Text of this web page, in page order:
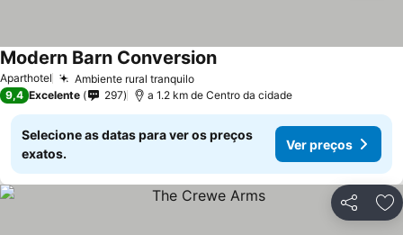
Aparthotel Ambiente rural tranquilo
Modern Barn Conversion
9,4 Excelente 297 a 1.2 km de Centro da cidade
Selecione as datas para ver os preços
exatos.
Ver preços
Partilhar